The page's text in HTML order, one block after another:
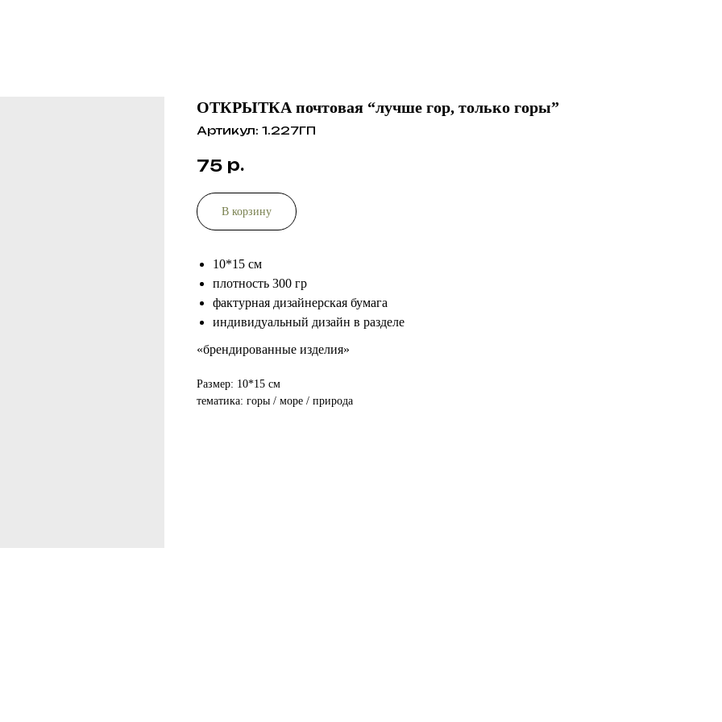
ОТКРЫТКА почтовая “лучше гор, только горы”
Артикул: 1.227ГП
75 р.
В корзину
10*15 см
плотность 300 гр
фактурная дизайнерская бумага
индивидуальный дизайн в разделе
«брендированные изделия»
Размер: 10*15 см
тематика: горы / море / природа